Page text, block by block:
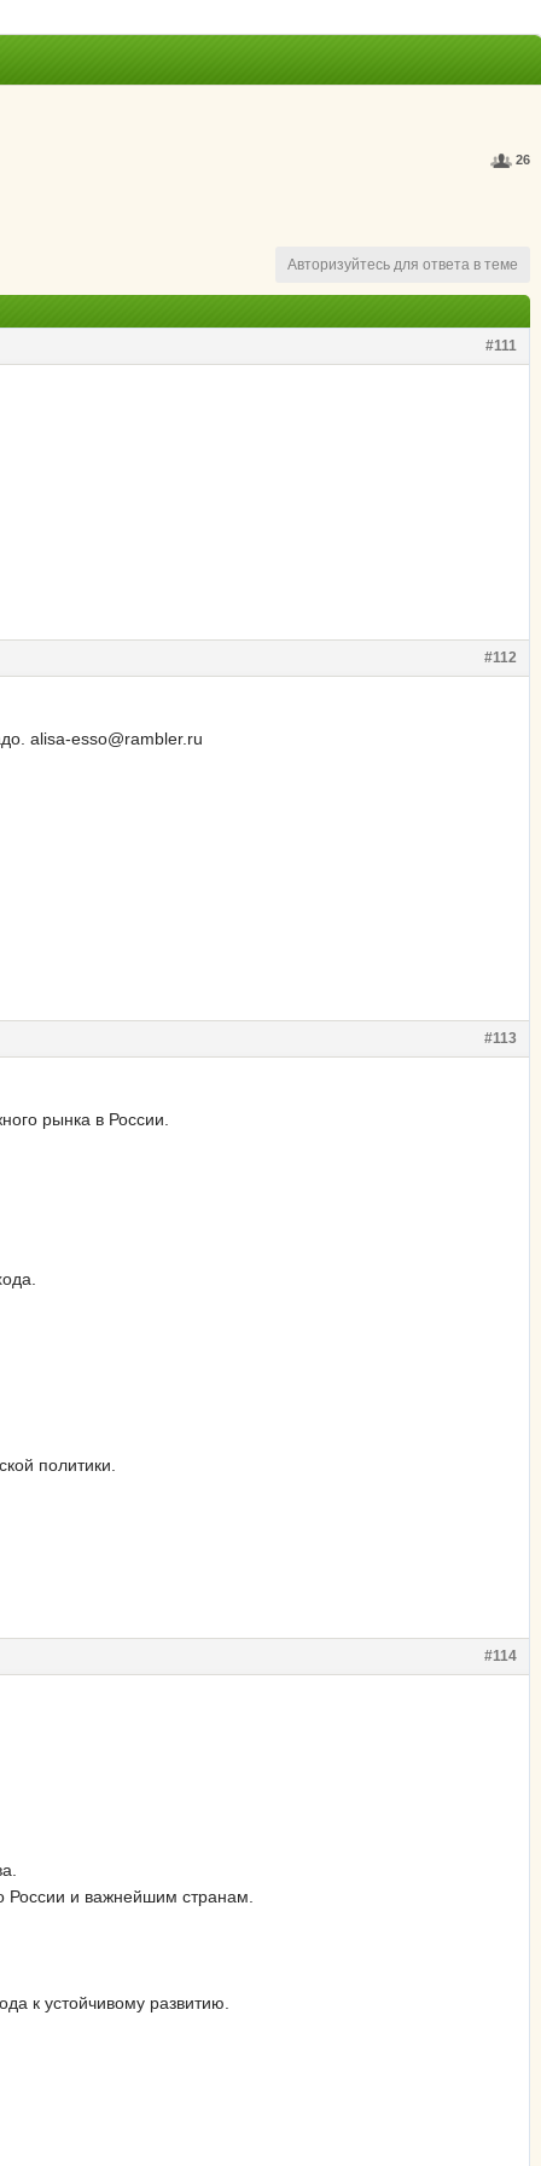
26
Авторизуйтесь для ответа в теме
#111
#112
alisa-esso@rambler.ru
#113
рынка в России.
политики.
#114
России и важнейшим странам.
к устойчивому развитию.